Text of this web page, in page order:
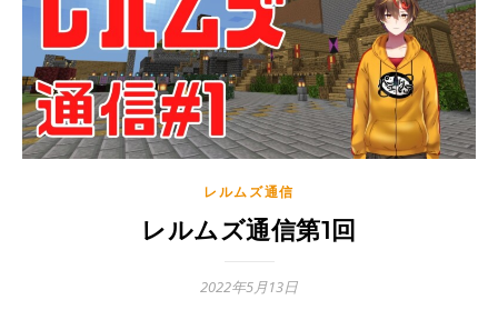
レルムズ通信
レルムズ通信第1回
2022年5月13日